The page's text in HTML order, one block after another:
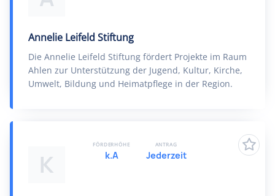
Annelie Leifeld Stiftung
Die Annelie Leifeld Stiftung fördert Projekte im Raum
Ahlen zur Unterstützung der Jugend, Kultur, Kirche,
Umwelt, Bildung und Heimatpflege in der Region.
K
FÖRDERHÖHE
k.A
ANTRAG
Jederzeit